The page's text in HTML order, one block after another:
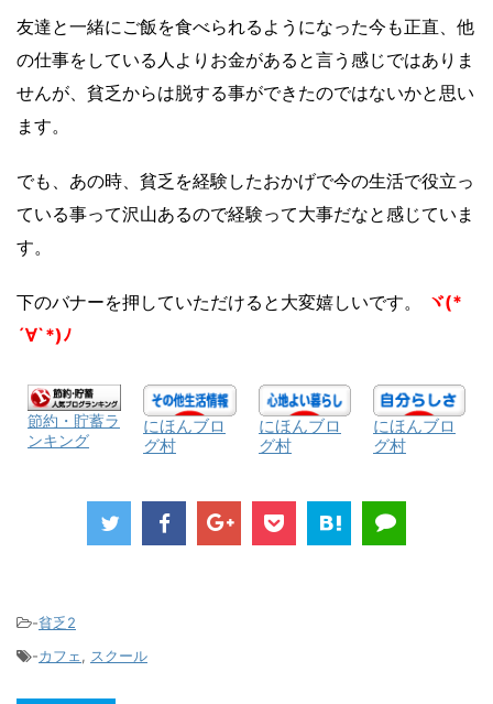
友達と一緒にご飯を食べられるようになった今も正直、他
の仕事をしている人よりお金があると言う感じではありま
せんが、貧乏からは脱する事ができたのではないかと思い
ます。
でも、あの時、貧乏を経験したおかげで今の生活で役立っ
ている事って沢山あるので経験って大事だなと感じていま
す。
下のバナーを押していただけると大変嬉しいです。
ヾ(*
´∀`*)ﾉ
節約・貯蓄ラ
ンキング
にほんブロ
グ村
にほんブロ
グ村
にほんブロ
グ村
-貧乏2
-カフェ, スクール